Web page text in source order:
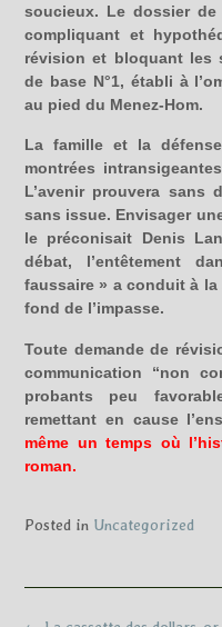
soucieux. Le dossier de
compliquant et
révision et bloquant les
de base N°1, établi à
au pied du Menez-Hom.
La famille et la
montrées
L’avenir prouvera sans
sans issue. Envisager
le préconisait Denis
débat, l’entêtement
faussaire » a conduit à
fond de l’impasse.
Toute demande de
communication “non
probants peu
remettant en cause
même un temps où
roman.
Posted in Uncategorized